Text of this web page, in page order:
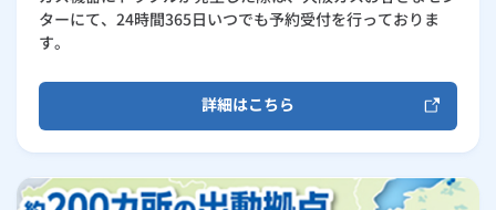
ターにて、24時間365日いつでも予約受付を行っておりま
す。
詳細はこちら